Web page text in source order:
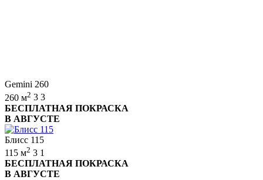
Gemini 260
260 м2 3 3
БЕСПЛАТНАЯ ПОКРАСКА
В АВГУСТЕ
Блисс 115
115 м2 3 1
БЕСПЛАТНАЯ ПОКРАСКА
В АВГУСТЕ